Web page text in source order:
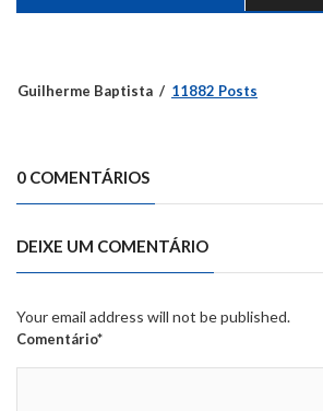
Guilherme Baptista 11882 Posts
0 COMENTÁRIOS
DEIXE UM COMENTÁRIO
Your email address will not be published.
Comentário*